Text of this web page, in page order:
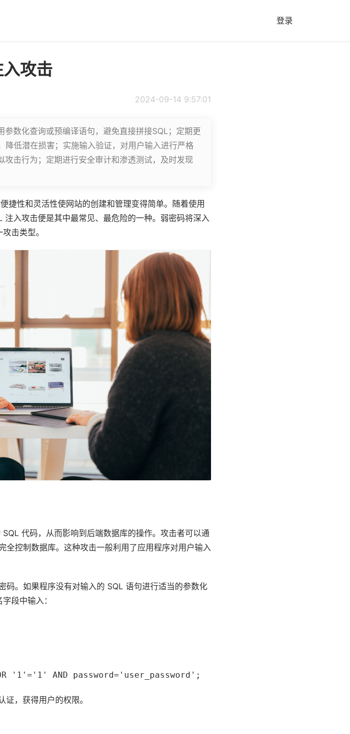
登录
攻击
2024-09-14 9:57:01
数化查询或预编译语句，避免直接拼接SQL；定期更
低潜在损害；实施输入验证，对用户输入进行严格
击行为；定期进行安全审计和渗透测试，及时发现
捷性和灵活性使网站的创建和管理变得简单。随着使用
入攻击便是其中最常见、最危险的一种。 弱密码将深入
击类型。
代码，从而影响到后端数据库的操作。攻击者可以通
全控制数据库。这种攻击一般利用了应用程序对用户输入
码。如果程序没有对输入的 SQL 语句进行适当的参数化
段中输入：
OR '1'='1' AND password='user_password';
证，获得用户的权限。